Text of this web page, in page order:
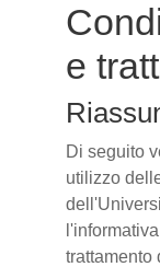
e
Di seguito
utilizzo
trattamento